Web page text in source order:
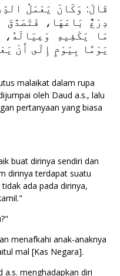
قَالَ: وَكَانَ يَعْمَلُ
دِرْعٌ بَاعَهَا، فَتَصَدَّقَ
مَا يَكْفِيهِ
يَوْمًا بِيَوْمٍ إِلَى أَنْ
malaikat dalam rupa
oleh Daud a.s., lalu
pertanyaan yang biasa
buat dirinya sendiri dan
dirinya terdapat suatu
ada pada dirinya,
menafkahi anak-anaknya
mal [Kas Negara].
menghadapkan diri